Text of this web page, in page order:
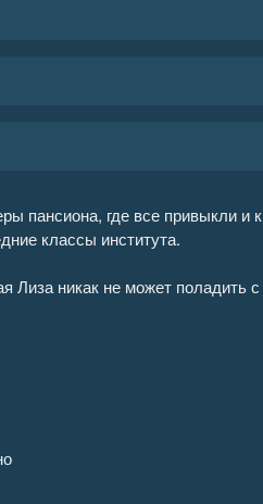
пансиона, где все привыкли и к
классы института.
Лиза никак не может поладить с